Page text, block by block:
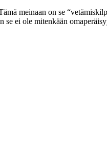
meinaan on se
ei ole mitenkään